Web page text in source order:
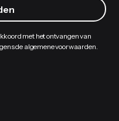
met het ontvangen van
de algemene voorwaarden.